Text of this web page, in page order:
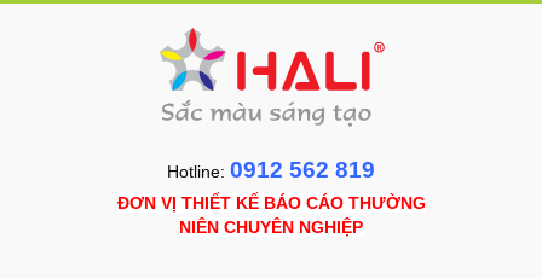
Hotline: 0912 562 819
ĐƠN VỊ THIẾT KẾ BÁO CÁO THƯỜNG
NIÊN CHUYÊN NGHIỆP